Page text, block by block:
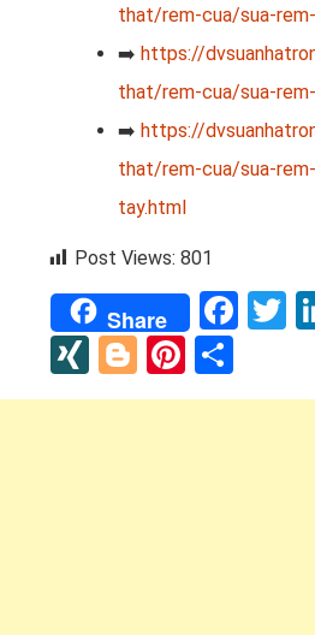
that/rem-cua/sua-
➡️ https://
that/rem-cua/sua-
➡️ https://
that/rem-cua/sua-
tay.html
Post Views: 801
Share
XINGBloggerPinterest